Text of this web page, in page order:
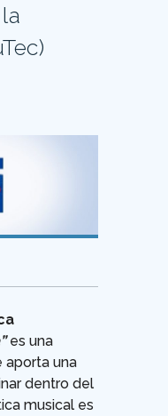
es una
aporta una
dentro del
musical es